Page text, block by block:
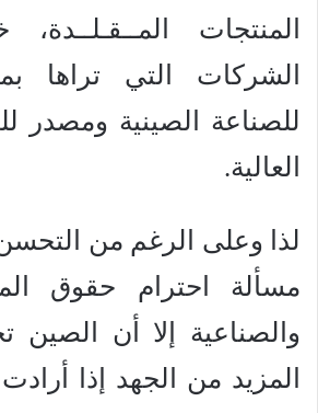
المنتجات
الشركات التي تراها
للصناعة الصينية ومصدر
العالية.
لذا وعلى الرغم من
مسألة احترام حقوق
والصناعية إلا أن الصين
المزيد من الجهد إذا